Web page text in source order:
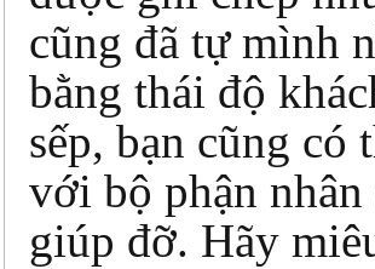
cũng đã tự mình
bằng thái độ
sếp, bạn cũng có
với bộ phận
giúp đỡ. Hãy